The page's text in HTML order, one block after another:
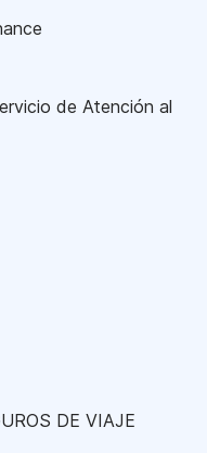
de Atención al
DE VIAJE